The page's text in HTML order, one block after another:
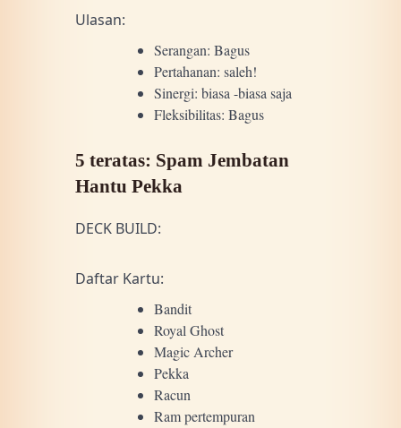
Ulasan:
Serangan: Bagus
Pertahanan: saleh!
Sinergi: biasa -biasa saja
Fleksibilitas: Bagus
5 teratas: Spam Jembatan
Hantu Pekka
DECK BUILD:
Daftar Kartu:
Bandit
Royal Ghost
Magic Archer
Pekka
Racun
Ram pertempuran